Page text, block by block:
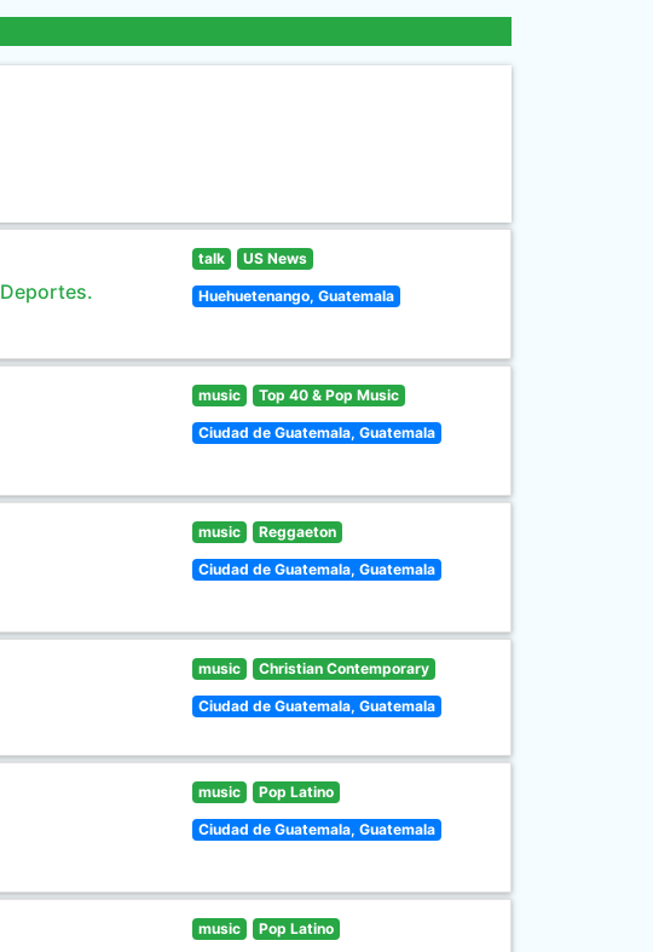
talk US News
Huehuetenango, Guatemala
music Top 40 & Pop Music
Ciudad de Guatemala, Guatemala
music Reggaeton
Ciudad de Guatemala, Guatemala
music Christian Contemporary
Ciudad de Guatemala, Guatemala
music Pop Latino
Ciudad de Guatemala, Guatemala
music Pop Latino